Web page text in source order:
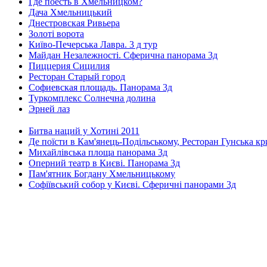
Дача Хмельницький
Днестровская Ривьера
Золоті ворота
Київо-Печерська Лавра. 3 д тур
Майдан Незалежності. Сферична панорама 3д
Пиццерия Сицилия
Ресторан Старый город
Софиевская площадь. Панорама 3д
Туркомплекс Солнечна долина
Эрней лаз
Битва наций у Хотині 2011
Де поїсти в Кам'янець-Подільському, Ресторан Гунська
Михайлівська площа панорама 3д
Оперний театр в Києві. Панорама 3д
Пам'ятник Богдану Хмельницькому
Софіївський собор у Києві. Сферичні панорами 3д